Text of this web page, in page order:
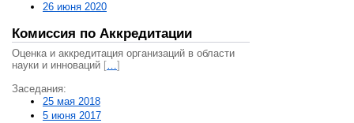
26 июня 2020
Комиссия по Аккредитации
Оценка и аккредитация организаций в области
науки и инноваций […]
Заседания:
25 мая 2018
5 июня 2017